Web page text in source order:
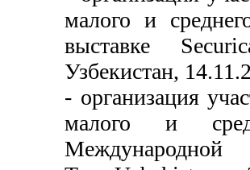
малого и
выставке
Узбекистан,
- организация
малого и